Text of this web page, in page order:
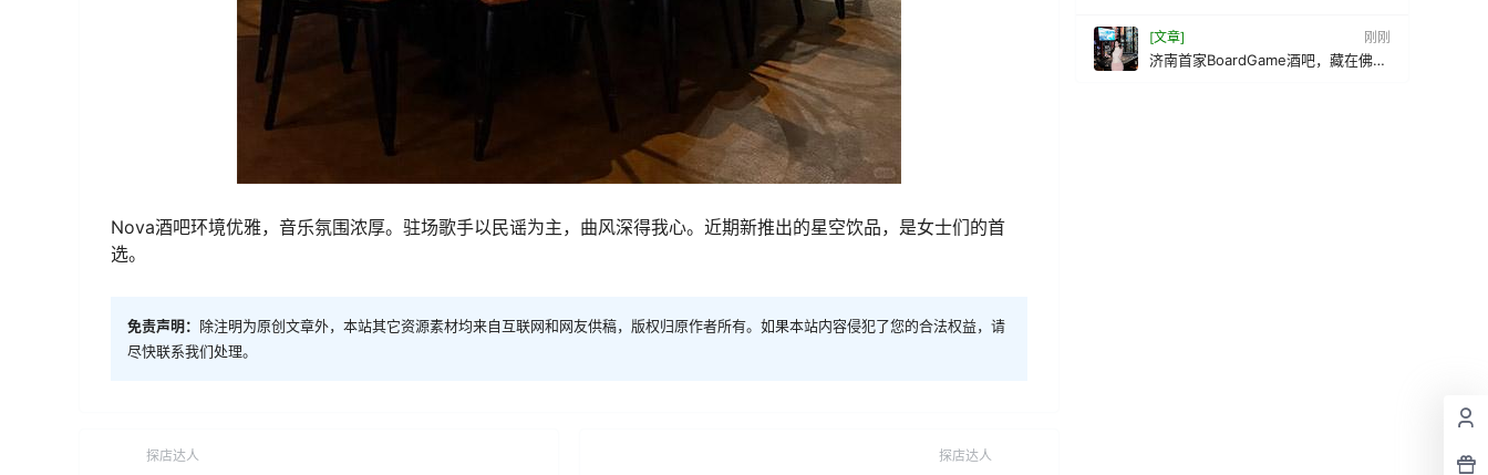
Nova酒吧环境优雅，音乐氛围浓厚。驻场歌手以民谣为主，曲风深得我心。近期新推出的星空饮品，是女士们的首
选。
免责声明： 除注明为原创文章外，本站其它资源素材均来自互联网和网友供稿，版权归原作者所有。如果本站内容侵犯了您的合法权益，请
尽快联系我们处理。
探店达人 探店达人
[文章] 刚刚
济南首家BoardGame酒吧，藏在佛山